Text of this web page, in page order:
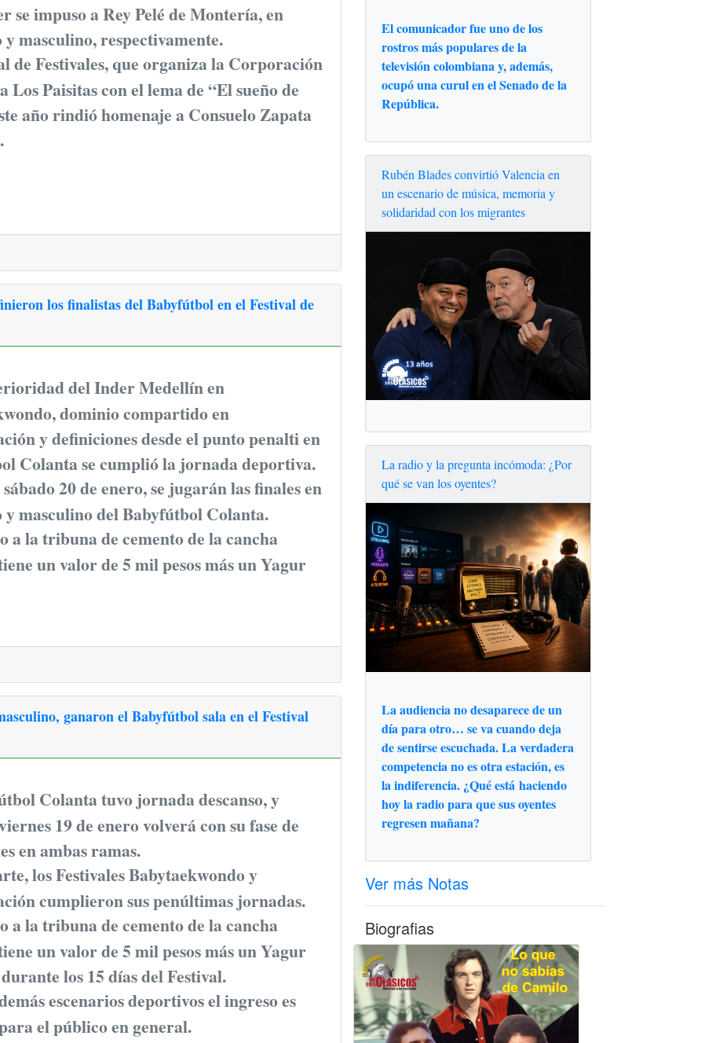
se impuso a Rey Pelé de Montería, en
y masculino, respectivamente.
de Festivales, que organiza la Corporación
Los Paisitas con el lema de “El sueño de
año rindió homenaje a Consuelo Zapata
los finalistas del Babyfútbol en el Festival de
del Inder Medellín en
dominio compartido en
y definiciones desde el punto penalti en
Colanta se cumplió la jornada deportiva.
20 de enero, se jugarán las finales en
y masculino del Babyfútbol Colanta.
a la tribuna de cemento de la cancha
un valor de 5 mil pesos más un Yagur
ganaron el Babyfútbol sala en el Festival
Colanta tuvo jornada descanso, y
19 de enero volverá con su fase de
en ambas ramas.
los Festivales Babytaekwondo y
cumplieron sus penúltimas jornadas.
a la tribuna de cemento de la cancha
un valor de 5 mil pesos más un Yagur
los 15 días del Festival.
escenarios deportivos el ingreso es
el público en general.
El comunicador fue uno de los
rostros más populares de la
televisión colombiana y, además,
ocupó una curul en el Senado de la
República.
Rubén Blades convirtió Valencia en
un escenario de música, memoria y
solidaridad con los migrantes
La radio y la pregunta incómoda: ¿Por
qué se van los oyentes?
La audiencia no desaparece de un
día para otro… se va cuando deja
de sentirse escuchada. La verdadera
competencia no es otra estación, es
la indiferencia. ¿Qué está haciendo
hoy la radio para que sus oyentes
regresen mañana?
Ver más Notas
Biografias